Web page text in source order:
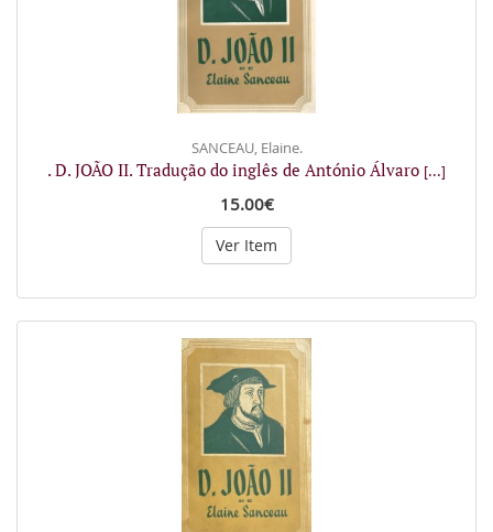
SANCEAU, Elaine.
. D. JOÃO II. Tradução do inglês de António Álvaro [...]
15.00€
Ver Item